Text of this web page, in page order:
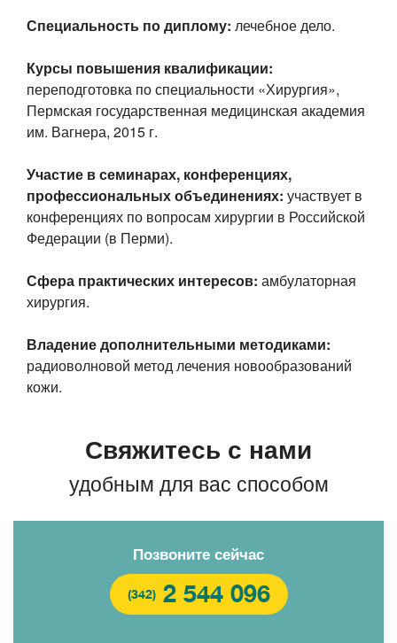
Специальность по диплому: лечебное дело.
Курсы повышения квалификации:
переподготовка по специальности «Хирургия»,
Пермская государственная медицинская академия
им. Вагнера, 2015 г.
Участие в семинарах, конференциях,
профессиональных объединениях: участвует в
конференциях по вопросам хирургии в Российской
Федерации (в Перми).
Сфера практических интересов: амбулаторная
хирургия.
Владение дополнительными методиками:
радиоволновой метод лечения новообразований
кожи.
Свяжитесь с нами
удобным для вас способом
Позвоните сейчас
(342) 2 544 096